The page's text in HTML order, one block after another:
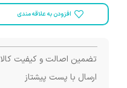
افزودن به علاقه مندی
تضمین اصالت و کیفیت کالا
ارسال با پست پیشتاز